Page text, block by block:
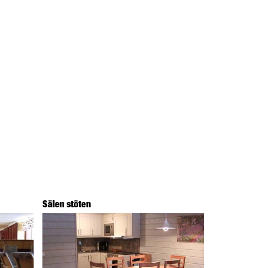
Sälen stöten